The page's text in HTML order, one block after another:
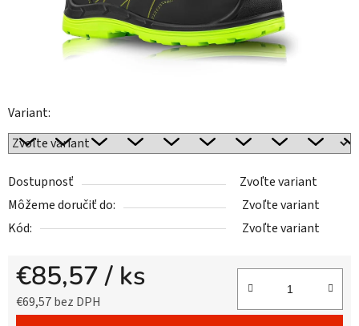
Variant:
Dostupnosť
Zvoľte variant
Môžeme doručiť do:
Zvoľte variant
Kód:
Zvoľte variant
€85,57/ ks
€69,57 bez DPH